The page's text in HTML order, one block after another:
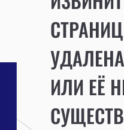
УДАЛЕНА
ИЛИ ЕЁ